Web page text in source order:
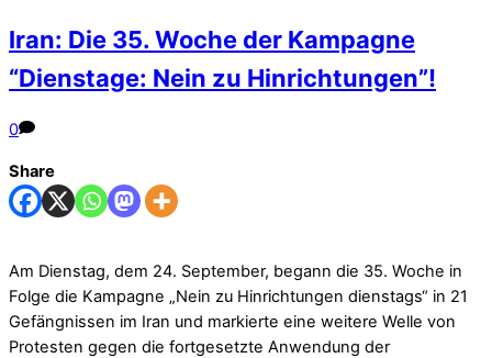
Iran: Die 35. Woche der Kampagne
“Dienstage: Nein zu Hinrichtungen”!
0
Share
Am Dienstag, dem 24. September, begann die 35. Woche in
Folge die Kampagne „Nein zu Hinrichtungen dienstags“ in 21
Gefängnissen im Iran und markierte eine weitere Welle von
Protesten gegen die fortgesetzte Anwendung der